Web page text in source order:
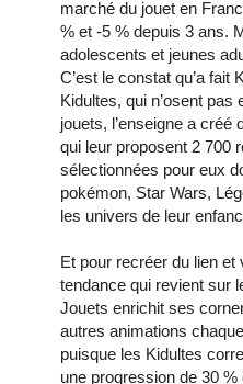
marché du jouet en
% et -5 % depuis 3 ans.
adolescents et jeunes
C’est le constat qu’a
Kidultes, qui n’osent
jouets, l’enseigne a
qui leur proposent 2 700
sélectionnées pour eux
pokémon, Star Wars,
les univers de leur
Et pour recréer du lien
tendance qui revient sur
Jouets enrichit ses
autres animations
puisque les Kidultes
une progression de 30